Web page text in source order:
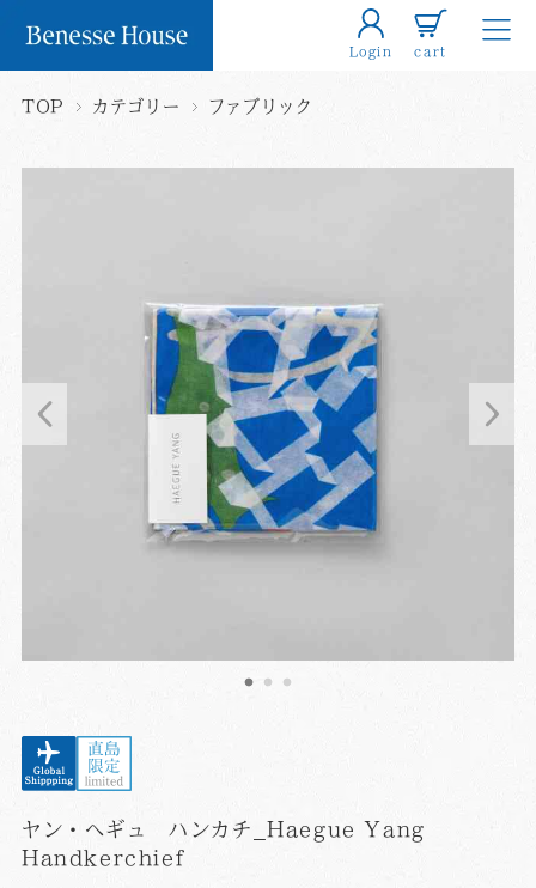
Login cart
TOP カテゴリー ファブリック
ヤン・ヘギュ ハンカチ_Haegue Yang
Handkerchief